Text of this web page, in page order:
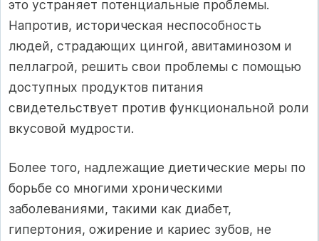
это устраняет потенциальные проблемы.
Напротив, историческая неспособность
людей, страдающих цингой, авитаминозом и
пеллагрой, решить свои проблемы с помощью
доступных продуктов питания
свидетельствует против функциональной роли
вкусовой мудрости.
Более того, надлежащие диетические меры по
борьбе со многими хроническими
заболеваниями, такими как диабет,
гипертония, ожирение и кариес зубов, не